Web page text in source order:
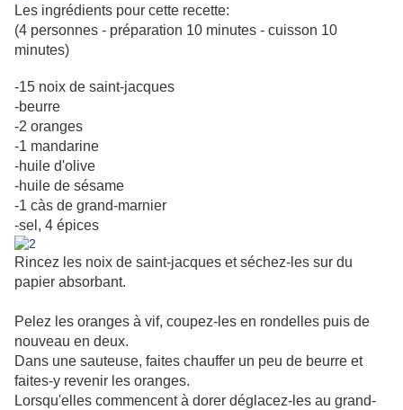
Les ingrédients pour cette recette:
(4 personnes - préparation 10 minutes - cuisson 10
minutes)
-15 noix de saint-jacques
-beurre
-2 oranges
-1 mandarine
-huile d'olive
-huile de sésame
-1 càs de grand-marnier
-sel, 4 épices
Rincez les noix de saint-jacques et séchez-les sur du
papier absorbant.
Pelez les oranges à vif, coupez-les en rondelles puis de
nouveau en deux.
Dans une sauteuse, faites chauffer un peu de beurre et
faites-y revenir les oranges.
Lorsqu'elles commencent à dorer déglacez-les au grand-